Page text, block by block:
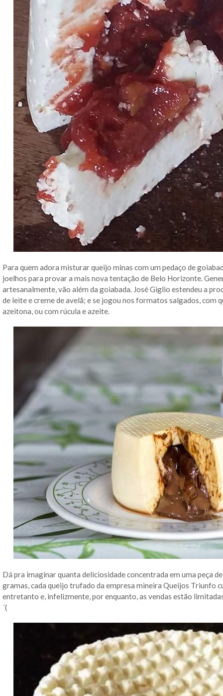
Para quem adora misturar queijo minas com um pedaço de
joelhos para provar a mais nova tentação de Belo Horizonte.
artesanalmente, vão além da goiabada. José Giglio estendeu a
de leite e creme de avelã; e se jogou nos formatos salgados, com
azeitona, ou com rúcula e azeite.
Dá pra imaginar quanta deliciosidade concentrada em uma peça
gramas, cada queijo trufado da empresa mineira Queijos Triunfo
entretanto e, infelizmente, por enquanto, as vendas estão
´(